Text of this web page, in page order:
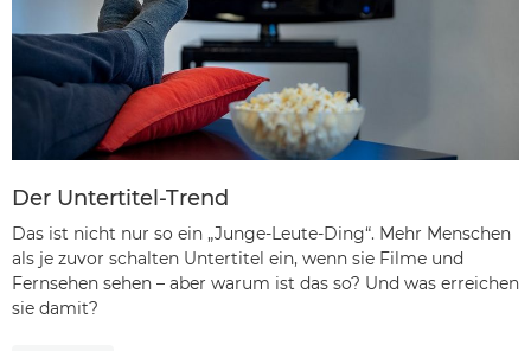
Der Untertitel-Trend
Das ist nicht nur so ein „Junge-Leute-Ding“. Mehr Menschen
als je zuvor schalten Untertitel ein, wenn sie Filme und
Fernsehen sehen – aber warum ist das so? Und was erreichen
sie damit?